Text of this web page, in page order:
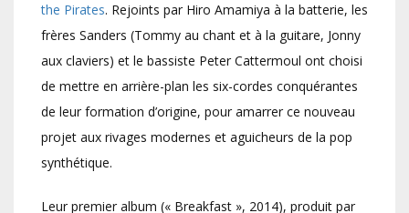
the Pirates. Rejoints par Hiro Amamiya à la batterie, les
frères Sanders (Tommy au chant et à la guitare, Jonny
aux claviers) et le bassiste Peter Cattermoul ont choisi
de mettre en arrière-plan les six-cordes conquérantes
de leur formation d’origine, pour amarrer ce nouveau
projet aux rivages modernes et aguicheurs de la pop
synthétique.
Leur premier album (« Breakfast », 2014), produit par